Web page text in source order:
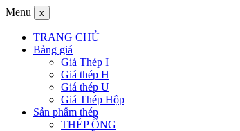
Menu x
TRANG CHỦ
Bảng giá
Giá Thép I
Giá thép H
Giá thép U
Giá Thép Hộp
Sản phẩm thép
THÉP ỐNG